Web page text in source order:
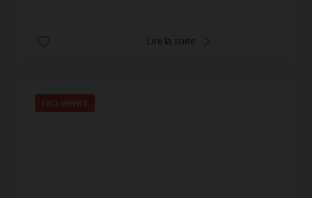
Lire la suite
EXCLUSIVITÉ